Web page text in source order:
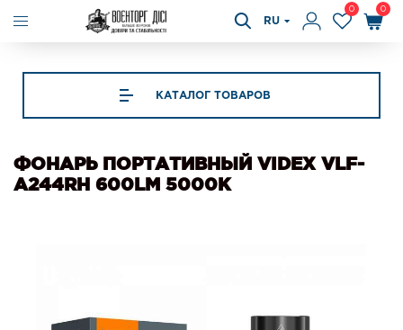
RU
0 0
КАТАЛОГ ТОВАРОВ
ФОНАРЬ ПОРТАТИВНЫЙ VIDEX VLF-
A244RH 600LM 5000K